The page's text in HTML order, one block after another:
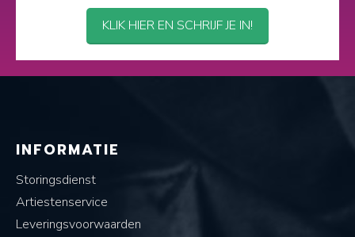
KLIK HIER EN SCHRIJF JE IN!
INFORMATIE
Storingsdienst
Artiestenservice
Leveringsvoorwaarden